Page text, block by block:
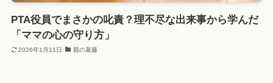
PTA役員でまさかの叱責？理不尽な出来事から学んだ
「ママの心の守り方」
2026年1月11日 親の葛藤